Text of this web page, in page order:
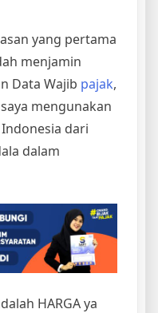
yang pertama
menjamin
Data Wajib pajak,
mengunakan
Indonesia dari
dalam
HARGA ya